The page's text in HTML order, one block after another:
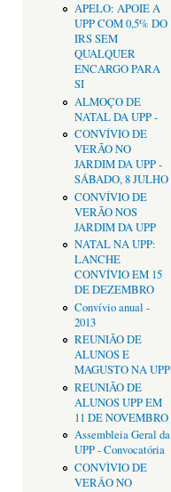
APELO: APOIE A
UPP COM 0,5% DO
IRS SEM
QUALQUER
ENCARGO PARA
SI
ALMOÇO DE
NATAL DA UPP -
CONVÍVIO DE
VERÃO NO
JARDIM DA UPP -
SÁBADO, 8 JULHO
CONVÍVIO DE
VERÃO NOS
JARDIM DA UPP
NATAL NA UPP:
LANCHE
CONVÍVIO EM 15
DE DEZEMBRO
Convívio anual -
2013
REUNIÃO DE
ALUNOS E
MAGUSTO NA UPP
REUNIÃO DE
ALUNOS UPP EM
11 DE NOVEMBRO
Assembleia Geral da
UPP - Convocatória
CONVÌVIO DE
VERÂO NO